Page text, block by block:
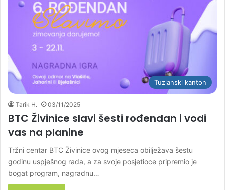
Tuzlanski kanton
Tarik H. 03/11/2025
BTC Živinice slavi šesti rođendan i vodi
vas na planine
Tržni centar BTC Živinice ovog mjeseca obilježava šestu
godinu uspješnog rada, a za svoje posjetioce pripremio je
bogat program, nagradnu…